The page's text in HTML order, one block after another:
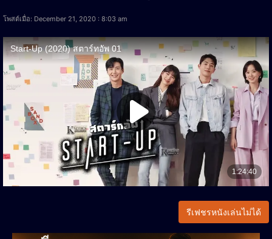
โพสต์เมื่อ: December 21, 2020 : 8:03 am
รีเฟชรหนังเล่นไม่ได้